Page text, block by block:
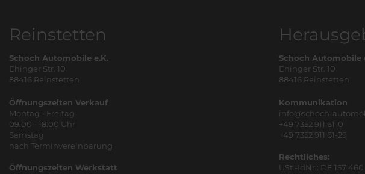
Reinstetten
Schoch Automobile e.K.
Ehinger Str. 10
88416 Reinstetten
Öffnungszeiten Verkauf
Montag - Freitag
09:00 - 18:00 Uhr
Samstag
nach Terminvereinbarung
Öffnungszeiten Werkstatt
Schoch Automobile
Ehinger Str. 10
88416 Reinstetten
Kommunikation
info@schoch-
+49 7352 911 61-0
+49 7352 911 61-29
Rechtliches:
USt.-IdNr.: DE 157 460